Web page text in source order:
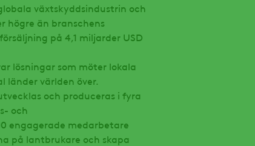
växtskyddsindustrin och
högre än branschens
på 4,1 miljarder USD
lösningar som möter lokala
länder världen över.
och produceras i fyra
och
engagerade medarbetare
på lantbrukare och skapa